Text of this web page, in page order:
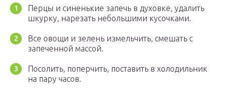
Перцы и синенькие запечь в духовке, удалить
шкурку, нарезать небольшими кусочками.
Все овощи и зелень измельчить, смешать с
запеченной массой.
Посолить, поперчить, поставить в холодильник
на пару часов.